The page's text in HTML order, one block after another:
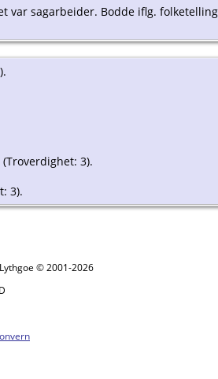
var sagarbeider. Bodde iflg.
3).
3).
© 2001-2026